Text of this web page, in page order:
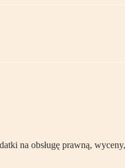
na obsługę prawną,